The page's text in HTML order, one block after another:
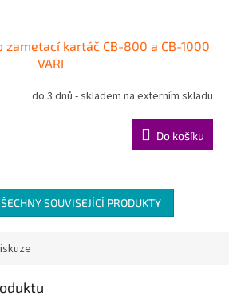
zametací kartáč CB-800 a CB-1000
VARI
do 3 dnů - skladem na externím skladu
Do košíku
SOUVISEJÍCÍ PRODUKTY